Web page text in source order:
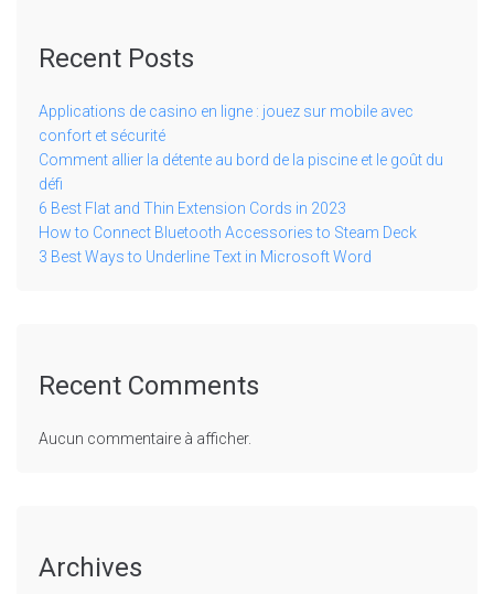
Recent Posts
Applications de casino en ligne : jouez sur mobile avec
confort et sécurité
Comment allier la détente au bord de la piscine et le goût du
défi
6 Best Flat and Thin Extension Cords in 2023
How to Connect Bluetooth Accessories to Steam Deck
3 Best Ways to Underline Text in Microsoft Word
Recent Comments
Aucun commentaire à afficher.
Archives